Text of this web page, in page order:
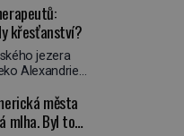
stojící u
ze 16.
přes
jiné
podvod. Jak
z
křesťanství?
jezera
Alexandrie
mužů a žen.
celu, kde se
meditaci a
města
mlha. Byl to